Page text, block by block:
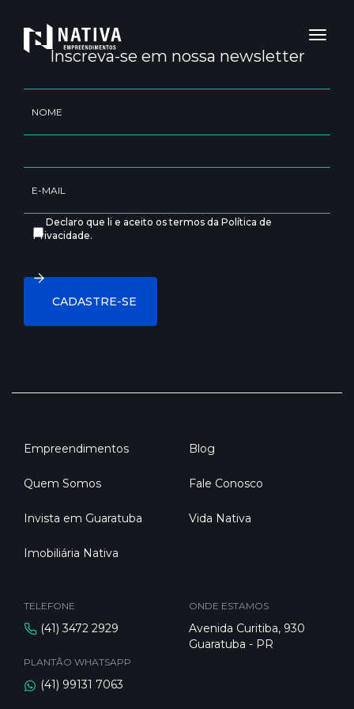
Toggle
Inscreva-se em nossa newsletter
Declaro que li e aceito os termos da Política de
Privacidade.
Empreendimentos
Quem Somos
Invista em Guaratuba
Imobiliária Nativa
Blog
Fale Conosco
Vida Nativa
TELEFONE
(41) 3472 2929
PLANTÃO WHATSAPP
(41) 99131 7063
ONDE ESTAMOS
Avenida Curitiba, 930
Guaratuba - PR